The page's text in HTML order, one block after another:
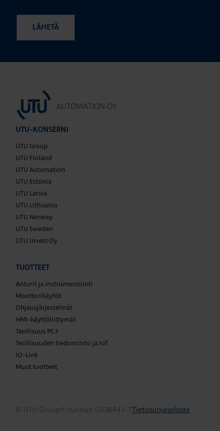
UTU-KONSERNI
UTU Group
UTU Finland
UTU Automation
UTU Estonia
UTU Latvia
UTU Lithuania
UTU Norway
UTU Sweden
UTU Invest Oy
TUOTTEET
Anturit ja instrumentointi
Moottorikäytöt
Ohjausjärjestelmät
HMI-käyttöliittymät
Teollisuus PC:t
Teollisuuden tiedonsiirto ja IoT
IO-Link
Muut tuotteet
© UTU GroupY-tunnus: 0108443-7Tietosuojaseloste